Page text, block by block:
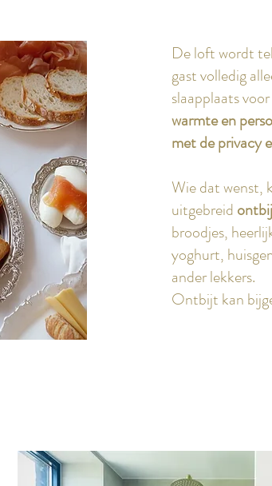
De loft wordt
gast volledig
slaapplaats
warmte en
met de privacy
Wie dat wenst,
uitgebreid
broodjes,
yoghurt,
ander lekkers.
Ontbijt kan